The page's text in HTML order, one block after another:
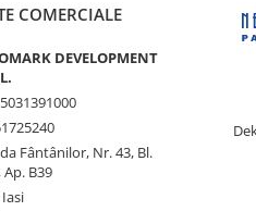
COMERCIALE
DEVELOPMENT
Fântânilor, Nr. 43, Bl.
Ap. B39